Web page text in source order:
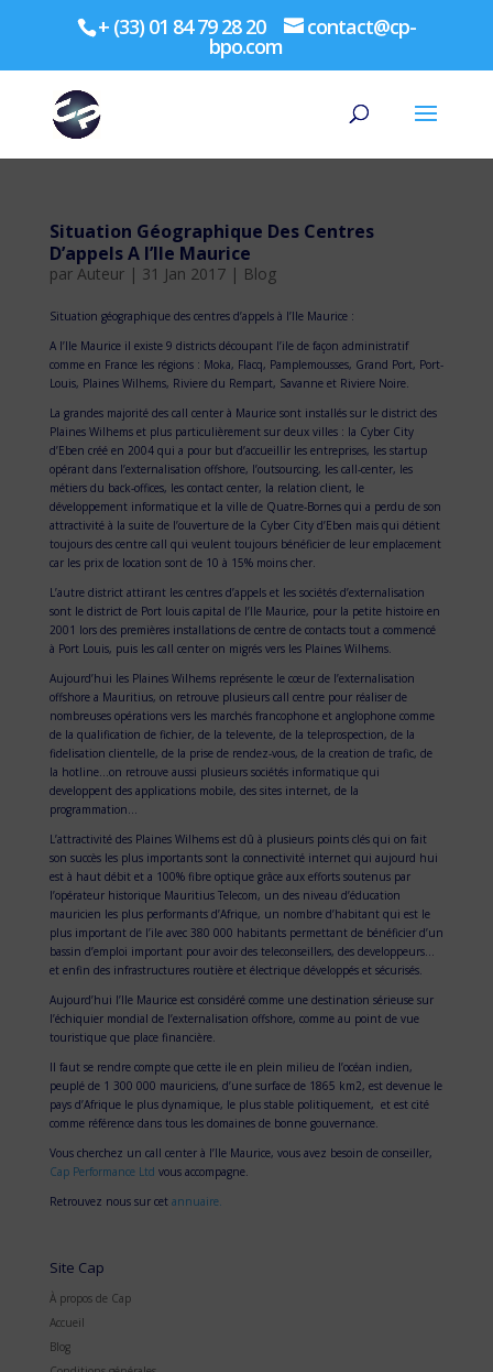
+ (33) 01 84 79 28 20 contact@cp-
bpo.com
Situation Géographique Des Centres
D’appels A l’Ile Maurice
par Auteur| 31 Jan 2017| Blog
Situation géographique des centres d’appels à l’Ile Maurice :
A l’Ile Maurice il existe 9 districts découpant l’ile de façon administratif
comme en France les régions : Moka, Flacq, Pamplemousses, Grand Port, Port-
Louis, Plaines Wilhems, Riviere du Rempart, Savanne et Riviere Noire.
La grandes majorité des call center à Maurice sont installés sur le district des
Plaines Wilhems et plus particulièrement sur deux villes : la Cyber City
d’Eben créé en 2004 qui a pour but d’accueillir les entreprises, les startup
opérant dans l’externalisation offshore, l’outsourcing, les call-center, les
métiers du back-offices, les contact center, la relation client, le
développement informatique et la ville de Quatre-Bornes qui a perdu de son
attractivité à la suite de l’ouverture de la Cyber City d’Eben mais qui détient
toujours des centre call qui veulent toujours bénéficier de leur emplacement
car les prix de location sont de 10 à 15% moins cher.
L’autre district attirant les centres d’appels et les sociétés d’externalisation
sont le district de Port louis capital de l’Ile Maurice, pour la petite histoire en
2001 lors des premières installations de centre de contacts tout a commencé
à Port Louis, puis les call center on migrés vers les Plaines Wilhems.
Aujourd’hui les Plaines Wilhems représente le cœur de l’externalisation
offshore a Mauritius, on retrouve plusieurs call centre pour réaliser de
nombreuses opérations vers les marchés francophone et anglophone comme
de la qualification de fichier, de la televente, de la teleprospection, de la
fidelisation clientelle, de la prise de rendez-vous, de la creation de trafic, de
la hotline…on retrouve aussi plusieurs sociétés informatique qui
developpent des applications mobile, des sites internet, de la
programmation…
L’attractivité des Plaines Wilhems est dû à plusieurs points clés qui on fait
son succès les plus importants sont la connectivité internet qui aujourd hui
est à haut débit et a 100% fibre optique grâce aux efforts soutenus par
l’opérateur historique Mauritius Telecom, un des niveau d’éducation
mauricien les plus performants d’Afrique, un nombre d’habitant qui est le
plus important de l’ile avec 380 000 habitants permettant de bénéficier d’un
bassin d’emploi important pour avoir des teleconseillers, des developpeurs…
et enfin des infrastructures routière et électrique développés et sécurisés.
Aujourd’hui l’Ile Maurice est considéré comme une destination sérieuse sur
l’échiquier mondial de l’externalisation offshore, comme au point de vue
touristique que place financière.
Il faut se rendre compte que cette ile en plein milieu de l’océan indien,
peuplé de 1 300 000 mauriciens, d’une surface de 1865 km2, est devenue le
pays d’Afrique le plus dynamique, le plus stable politiquement, et est cité
comme référence dans tous les domaines de bonne gouvernance.
Vous cherchez un call center à l’Ile Maurice, vous avez besoin de conseiller,
Cap Performance Ltd vous accompagne.
Retrouvez nous sur cet annuaire.
Site Cap
À propos de Cap
Accueil
Blog